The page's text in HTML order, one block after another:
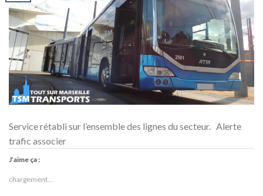
Service rétabli sur l’ensemble des lignes du secteur. Alerte
trafic associer
J’aime ça :
chargement…